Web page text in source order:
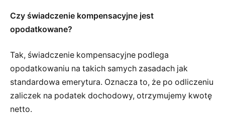
Czy świadczenie kompensacyjne jest
opodatkowane?
Tak, świadczenie kompensacyjne podlega
opodatkowaniu na takich samych zasadach jak
standardowa emerytura. Oznacza to, że po odliczeniu
zaliczek na podatek dochodowy, otrzymujemy kwotę
netto.